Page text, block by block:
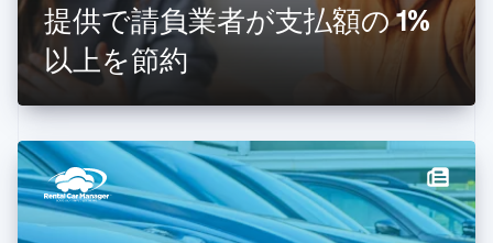
提供で請負業者が支払額の 1%
以上を節約
ギリシア
English
クロアチア
ジブラルタル
シンガポール
English 简体中文
スイス
DeutschFrançaisItalianoEnglish
スウェーデン